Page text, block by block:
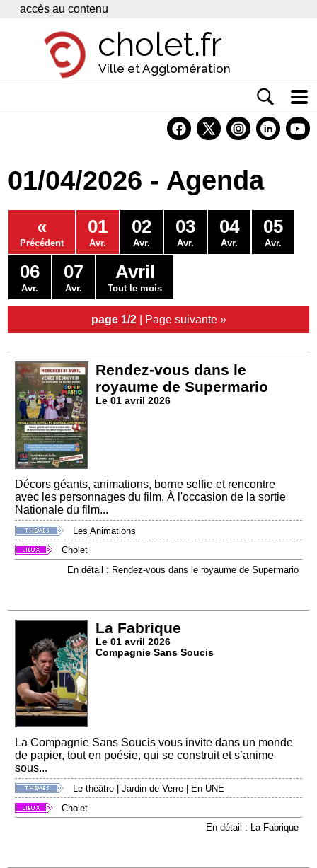
Panneau de gestion des cookies
accès au contenu
cholet.fr
Ville et Agglomération
Economie
Services
Contacts
01/04/2026 - Agenda
«
Précédent
01
Avr.
02
Avr.
03
Avr.
04
Avr.
05
Avr.
06
Avr.
07
Avr.
Avril
Tout le mois
page 1/2| Page suivante »
Rendez-vous dans le
royaume de Supermario
Le 01 avril 2026
Décors géants, animations, borne selfie et rencontre
avec les personnages du film. À l'occasion de la sortie
Nationale du film...
Les Animations
Cholet
En détail : Rendez-vous dans le royaume de Supermario
La Fabrique
Le 01 avril 2026
Compagnie Sans Soucis
La Compagnie Sans Soucis vous invite dans un monde
de papier, tout en poésie, qui se construit et s’anime
sous...
Le théâtre |Jardin de Verre
En UNE
Cholet
En détail : La Fabrique